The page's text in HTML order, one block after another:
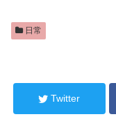
日常
Twitter